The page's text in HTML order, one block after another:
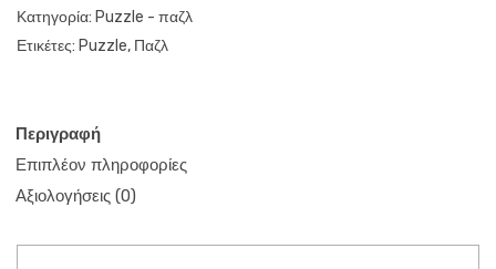
Κατηγορία: Puzzle - παζλ
Ετικέτες: Puzzle, Παζλ
Περιγραφή
Επιπλέον πληροφορίες
Αξιολογήσεις (0)